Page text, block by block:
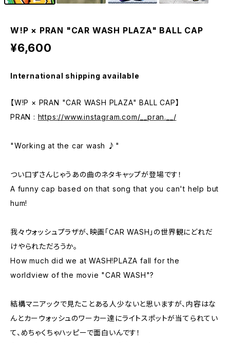
W!P × PRAN "CAR WASH PLAZA" BALL CAP
¥6,600
International shipping available
【W!P × PRAN "CAR WASH PLAZA" BALL CAP】
PRAN : https://www.instagram.com/__pran.__/
"Working at the car wash ♪"
つい口ずさんじゃうあの曲のネタキャップが登場です！
A funny cap based on that song that you can't help but
hum!
我々ウォッシュプラザが、映画「CAR WASH」の世界観にどれだ
けやられただろうか。
How much did we at WASH!PLAZA fall for the
worldview of the movie "CAR WASH"?
結構マニアックで見たことある人少ないと思いますが、内容はな
んとカーウォッシュのワーカー達にライトスポットが当てられてい
て、めちゃくちゃハッピーで面白いんです！